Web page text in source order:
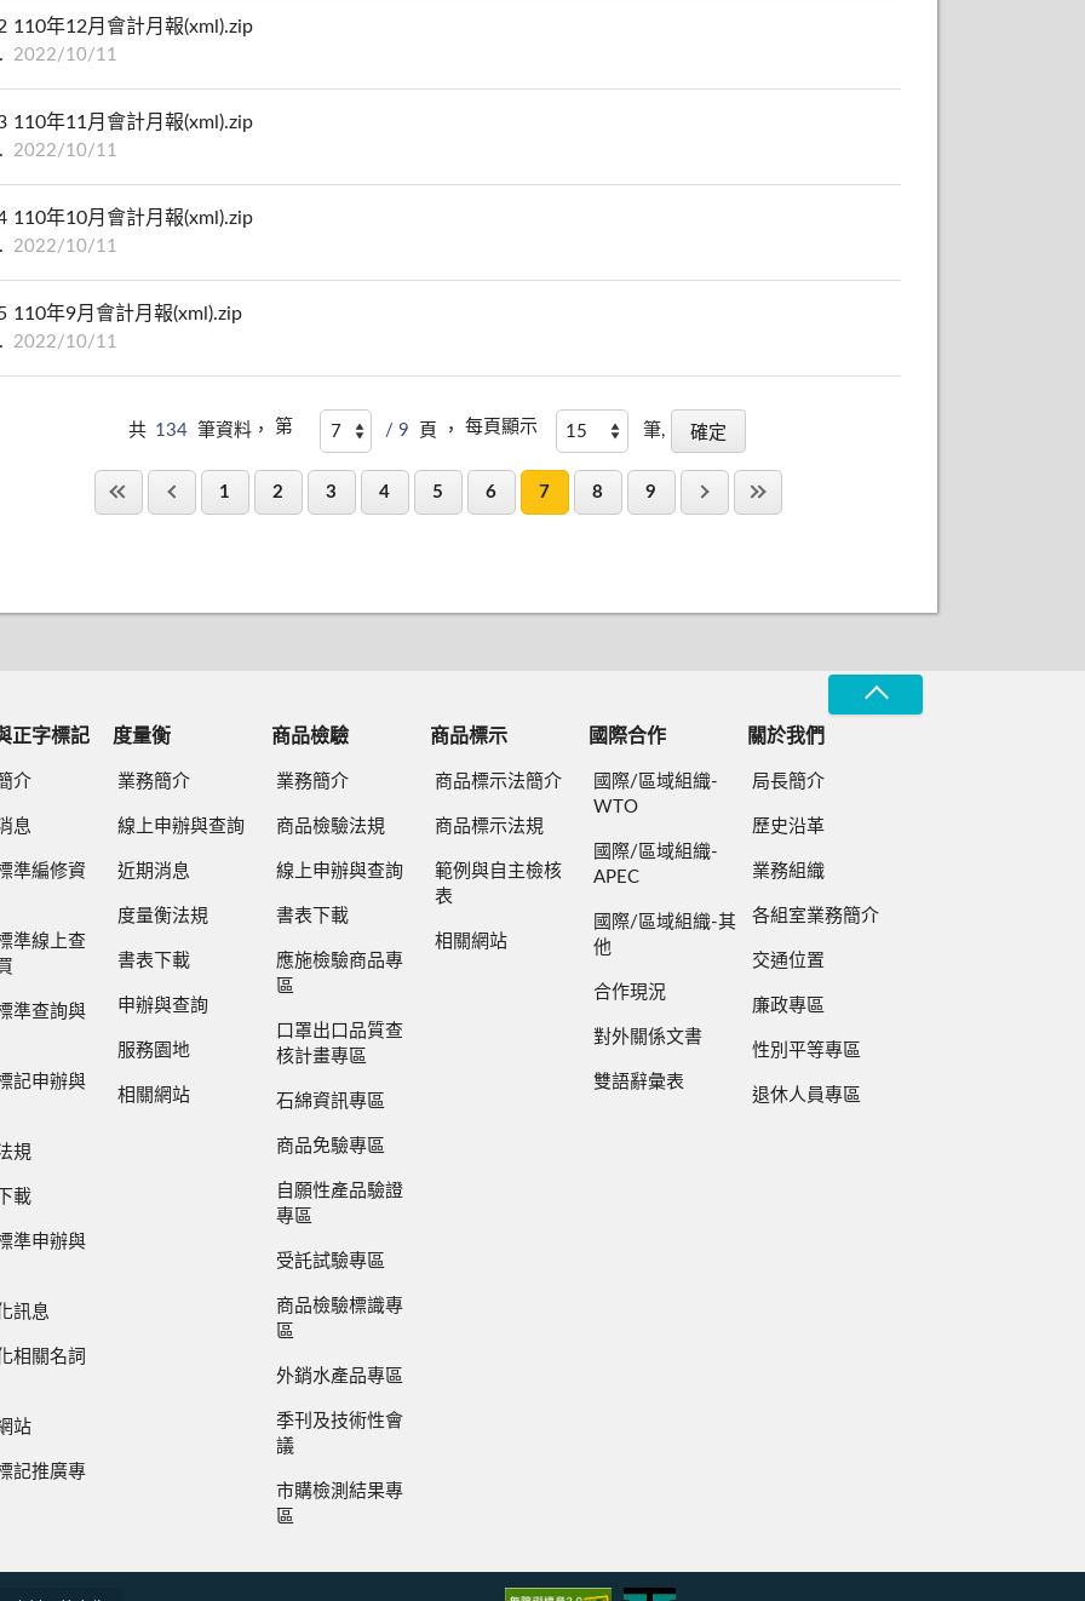
110年12月會計月報(xml).zip
2022/10/11
110年11月會計月報(xml).zip
2022/10/11
110年10月會計月報(xml).zip
2022/10/11
110年9月會計月報(xml).zip
2022/10/11
共 134 筆資料， 第 / 9 頁 ， 每頁顯示 筆,
1 2 3 4 5 6 7 8 9
正字標記
介
息
準編修資
準線上查
準查詢與
記申辦與
規
載
準申辦與
訊息
相關名詞
站
記推廣專
度量衡
業務簡介
線上申辦與查詢
近期消息
度量衡法規
書表下載
申辦與查詢
服務園地
相關網站
商品檢驗
業務簡介
商品檢驗法規
線上申辦與查詢
書表下載
應施檢驗商品專
區
口罩出口品質查
核計畫專區
石綿資訊專區
商品免驗專區
自願性產品驗證
專區
受託試驗專區
商品檢驗標識專
區
外銷水產品專區
季刊及技術性會
議
市購檢測結果專
區
商品標示
商品標示法簡介
商品標示法規
範例與自主檢核
表
相關網站
國際合作
國際/區域組織-
WTO
國際/區域組織-
APEC
國際/區域組織-其
他
合作現況
對外關係文書
雙語辭彙表
關於我們
局長簡介
歷史沿革
業務組織
各組室業務簡介
交通位置
廉政專區
性別平等專區
退休人員專區